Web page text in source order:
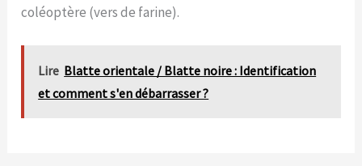
coléoptère (vers de farine).
Lire Blatte orientale / Blatte noire : Identification
et comment s'en débarrasser ?